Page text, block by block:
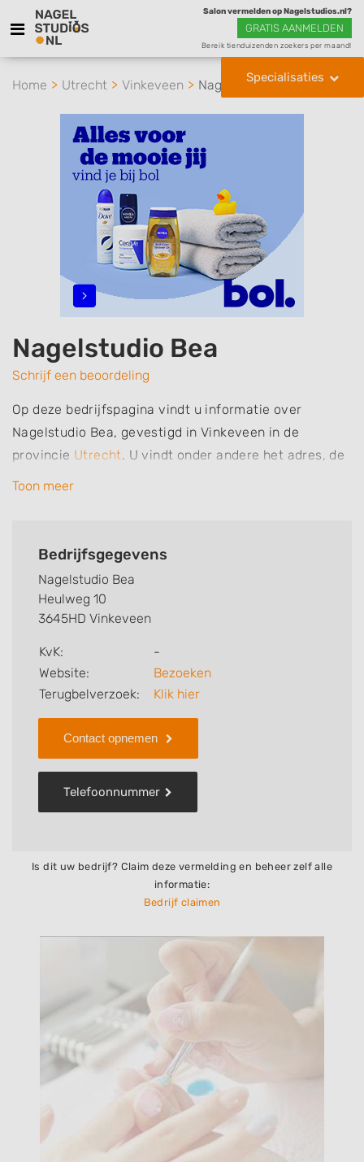
Salon vermelden op Nagelstudios.nl?
GRATIS AANMELDEN
Bereik tienduizenden zoekers per maand!
Specialisaties
Home Utrecht Vinkeveen Nagelstudio Bea
Nagelstudio Bea
Schrijf een beoordeling
Op deze bedrijfspagina vindt u informatie over
Nagelstudio Bea, gevestigd in Vinkeveen in de
provincie Utrecht. U vindt onder andere het adres, de
plaats, het telefoonnummer en openingstijden.
weet u welke behandelingen Nagelstudio Bea voor u
review achterlaten.
Zoekt u een andere nagelstudio? Zoek dan in
Vinkeveen
Toon meer
Bedrijfsgegevens
Nagelstudio Bea
Heulweg 10
3645HD Vinkeveen
KvK:
-
Website:
Bezoeken
Terugbelverzoek:
Klik hier
Contact opnemen
Telefoonnummer
Is dit uw bedrijf? Claim deze vermelding en beheer zelf alle
informatie:
Bedrijf claimen